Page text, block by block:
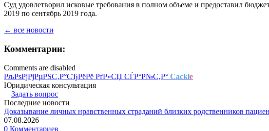
Суд удовлетворил исковые требования в полном объеме и предоставил
2019 по сентябрь 2019 года.
← все новости
Комментарии:
Comments are disabled
РљРѕРјРјРµРЅС‚Р°СЂРёРё РґР»СЏ СЃР°Р№С‚Р° Cackle
Юридическая консультация
Задать вопрос
Последние новости
Доказывание личных нравственных страданий близких родственников
07.08.2026
0 Комментариев